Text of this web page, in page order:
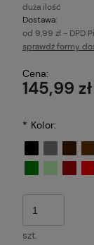
duża ilość
Dostawa:
od 9,99 zł - DPD
Cena nie
sprawdź formy
Cena:
145,99 zł
* Kolor:
szt.